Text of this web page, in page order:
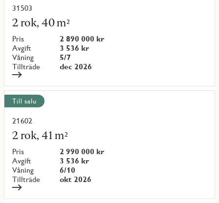
31503
2 rok, 40 m²
Pris
2 890 000 kr
Avgift
3 536 kr
Våning
5/7
Tillträde
dec 2026
Läs
mer
om
objekt
{objectNumber}
Till salu
21602
2 rok, 41 m²
Pris
2 990 000 kr
Avgift
3 536 kr
Våning
6/10
Tillträde
okt 2026
Läs
mer
om
objekt
{objectNumber}